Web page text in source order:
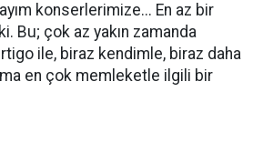
konserlerimize... En az bir
Bu; çok az yakın zamanda
ile, biraz kendimle, biraz daha
en çok memleketle ilgili bir